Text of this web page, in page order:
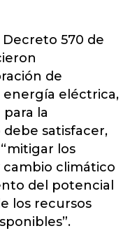
570 de
de
eléctrica,
la
satisfacer,
los
cambio climático
del potencial
los recursos